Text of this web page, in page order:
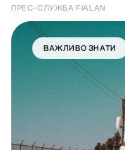
ПРЕС-СЛУЖБА FIALAN
ВАЖЛИВО ЗНАТИ